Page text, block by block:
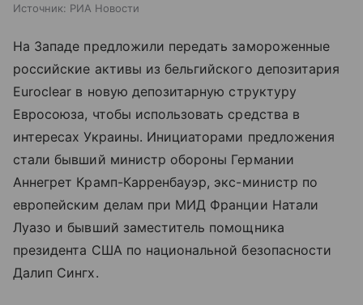
Источник: РИА Новости
На Западе предложили передать замороженные
российские активы из бельгийского депозитария
Euroclear в новую депозитарную структуру
Евросоюза, чтобы использовать средства в
интересах Украины. Инициаторами предложения
стали бывший министр обороны Германии
Аннегрет Крамп-Карренбауэр, экс-министр по
европейским делам при МИД Франции Натали
Луазо и бывший заместитель помощника
президента США по национальной безопасности
Далип Сингх.